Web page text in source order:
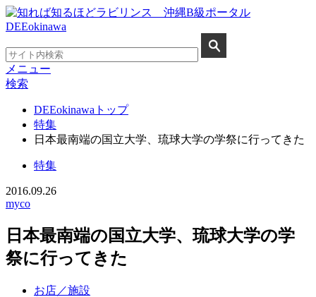
メニュー
検索
DEEokinawaトップ
特集
日本最南端の国立大学、琉球大学の学祭に行ってきた
特集
2016.09.26
myco
日本最南端の国立大学、琉球大学の学
祭に行ってきた
お店／施設